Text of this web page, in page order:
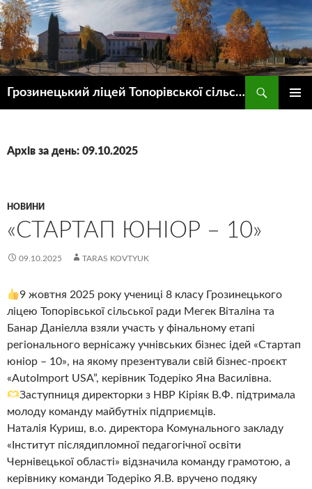
Грозинецький ліцей Топорівської сільської ради
Архів за день: 09.10.2025
НОВИНИ
«СТАРТАП ЮНІОР – 10»
09.10.2025 TARAS KOVTYUK
9 жовтня 2025 року учениці 8 класу Грозинецького
ліцею Топорівської сільської ради Мегек Віталіна та
Банар Даніелла взяли участь у фінальному етапі
регіонального вернісажу учнівських бізнес ідей «Стартап
юніор – 10», на якому презентували свій бізнес-проєкт
«AutoImport USA”, керівник Тодеріко Яна Василівна.
Заступниця директорки з НВР Кіріяк В.Ф. підтримала
молоду команду майбутніх підприємців.
Наталія Куриш, в.о. директора Комунального закладу
«Інститут післядипломної педагогічної освіти
Чернівецької області» відзначила команду грамотою, а
керівнику команди Тодеріко Я.В. вручено подяку